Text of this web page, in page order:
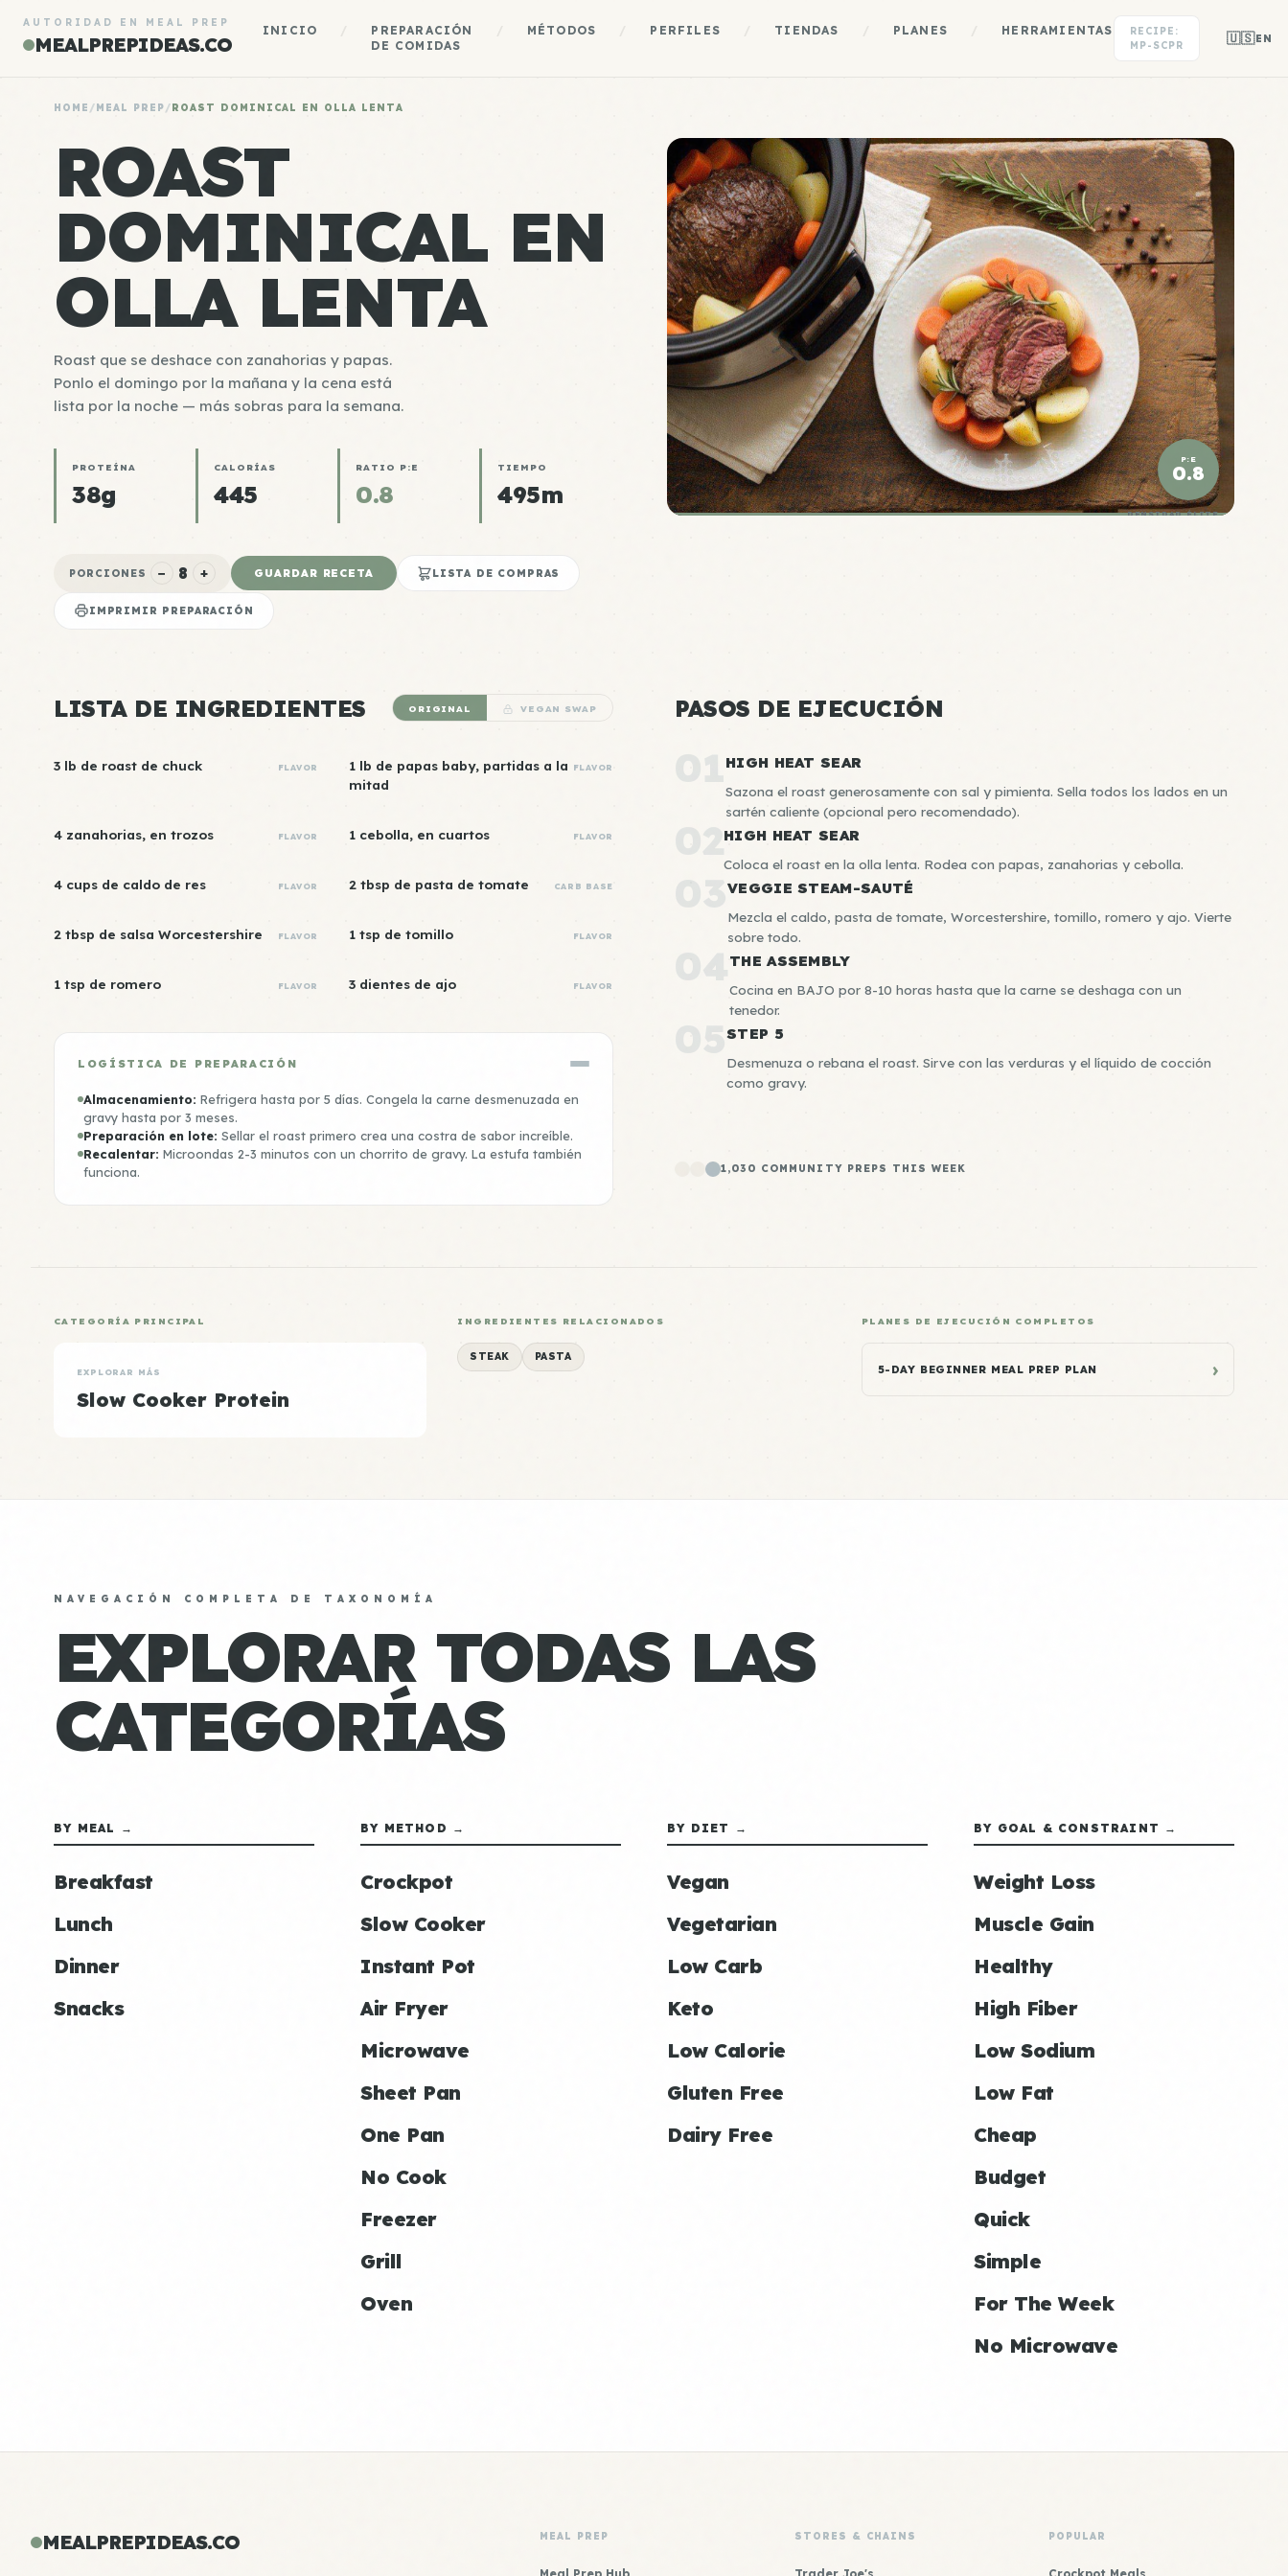
AUTORIDAD EN MEAL PREP
MEALPREPIDEAS.CO
INICIO
PREPARACIÓN
DE COMIDAS
MÉTODOS PERFILES TIENDAS PLANES HERRAMIENTAS
RECIPE:
MP-SCPR
🇺🇸EN
HOME /MEAL PREP/ROAST DOMINICAL EN OLLA LENTA
ROAST
DOMINICAL EN
OLLA LENTA
Roast que se deshace con zanahorias y papas.
Ponlo el domingo por la mañana y la cena está
lista por la noche — más sobras para la semana.
PROTEÍNA
38g
CALORÍAS
445
RATIO P:E
0.8
TIEMPO
495m
PORCIONES − 8 + GUARDAR RECETA LISTA DE COMPRAS
IMPRIMIR PREPARACIÓN
P:E
0.8
DENSIDAD ÉLITE
LISTA DE INGREDIENTES ORIGINAL VEGAN SWAP
3 lb de roast de chuck FLAVOR
1 lb de papas baby, partidas a la
mitad
FLAVOR
4 zanahorias, en trozos FLAVOR 1 cebolla, en cuartos FLAVOR
4 cups de caldo de res FLAVOR 2 tbsp de pasta de tomate CARB BASE
2 tbsp de salsa Worcestershire FLAVOR 1 tsp de tomillo FLAVOR
1 tsp de romero FLAVOR 3 dientes de ajo FLAVOR
LOGÍSTICA DE PREPARACIÓN
Almacenamiento: Refrigera hasta por 5 días. Congela la carne desmenuzada en
gravy hasta por 3 meses.
Preparación en lote: Sellar el roast primero crea una costra de sabor increíble.
Recalentar: Microondas 2-3 minutos con un chorrito de gravy. La estufa también
funciona.
PASOS DE EJECUCIÓN
01HIGH HEAT SEAR
Sazona el roast generosamente con sal y pimienta. Sella todos los lados en un
sartén caliente (opcional pero recomendado).
02 HIGH HEAT SEAR
Coloca el roast en la olla lenta. Rodea con papas, zanahorias y cebolla.
03VEGGIE STEAM-SAUTÉ
Mezcla el caldo, pasta de tomate, Worcestershire, tomillo, romero y ajo. Vierte
sobre todo.
04THE ASSEMBLY
Cocina en BAJO por 8-10 horas hasta que la carne se deshaga con un
tenedor.
05STEP 5
Desmenuza o rebana el roast. Sirve con las verduras y el líquido de cocción
como gravy.
1,030 COMMUNITY PREPS THIS WEEK
CATEGORÍA PRINCIPAL
EXPLORAR MÁS
Slow Cooker Protein
INGREDIENTES RELACIONADOS
STEAK PASTA
PLANES DE EJECUCIÓN COMPLETOS
5-DAY BEGINNER MEAL PREP PLAN ›
NAVEGACIÓN COMPLETA DE TAXONOMÍA
EXPLORAR TODAS LAS
CATEGORÍAS
BY MEAL →
Breakfast
Lunch
Dinner
Snacks
BY METHOD →
Crockpot
Slow Cooker
Instant Pot
Air Fryer
Microwave
Sheet Pan
One Pan
No Cook
Freezer
Grill
Oven
BY DIET →
Vegan
Vegetarian
Low Carb
Keto
Low Calorie
Gluten Free
Dairy Free
BY GOAL & CONSTRAINT →
Weight Loss
Muscle Gain
Healthy
High Fiber
Low Sodium
Low Fat
Cheap
Budget
Quick
Simple
For The Week
No Microwave
MEALPREPIDEAS.CO MEAL PREP STORES & CHAINS POPULAR